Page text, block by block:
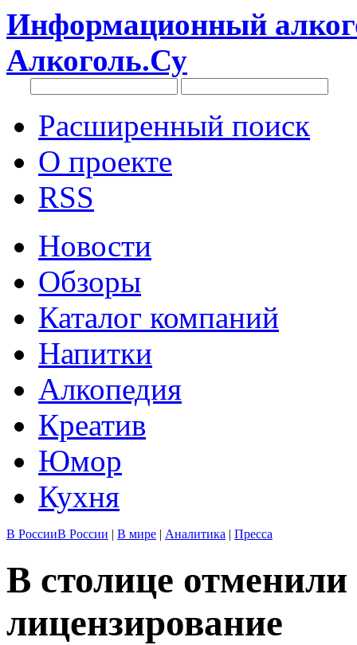
Информационный
Алкоголь.Су
Расширенный поиск
О проекте
RSS
Новости
Обзоры
Каталог компаний
Напитки
Алкопедия
Креатив
Юмор
Кухня
В РоссииВ России | В мире | Аналитика | Пресса
В столице отменили
лицензирование